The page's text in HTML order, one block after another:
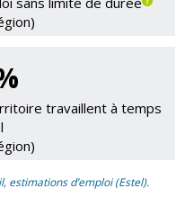
travaillent à temps
estimations d’emploi (Estel).